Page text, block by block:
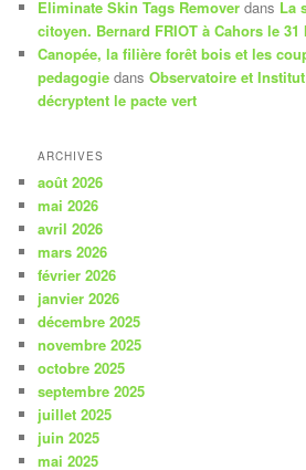
Eliminate Skin Tags Remover dans La
citoyen. Bernard FRIOT à Cahors le 31
Canopée, la filière forêt bois et les
pedagogie dansObservatoire et
décryptent le pacte vert
ARCHIVES
août 2026
mai 2026
avril 2026
mars 2026
février 2026
janvier 2026
décembre 2025
novembre 2025
octobre 2025
septembre 2025
juillet 2025
juin 2025
mai 2025